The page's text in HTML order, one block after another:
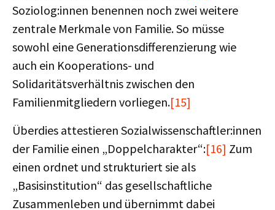
Soziolog:innen benennen noch zwei weitere
zentrale Merkmale von Familie. So müsse
sowohl eine Generationsdifferenzierung wie
auch ein Kooperations- und
Solidaritätsverhältnis zwischen den
Familienmitgliedern vorliegen.[15]
Überdies attestieren Sozialwissenschaftler:innen
der Familie einen „Doppelcharakter“:[16] Zum
einen ordnet und strukturiert sie als
„Basisinstitution“ das gesellschaftliche
Zusammenleben und übernimmt dabei